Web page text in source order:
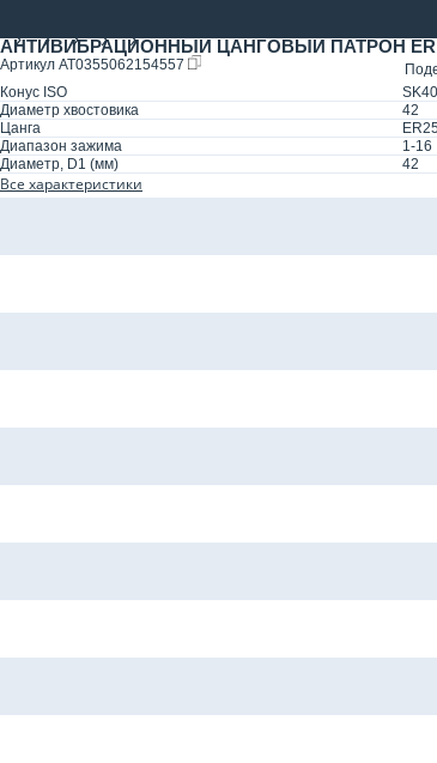
АНТИВИБРАЦИОННЫЙ ЦАНГОВЫЙ ПАТРОН ER
Артикул AT0355062154557
Конус ISO
SK40
Диаметр хвостовика
42
Цанга
ER25
Диапазон зажима
1-16
Диаметр, D1 (мм)
42
Все характеристики